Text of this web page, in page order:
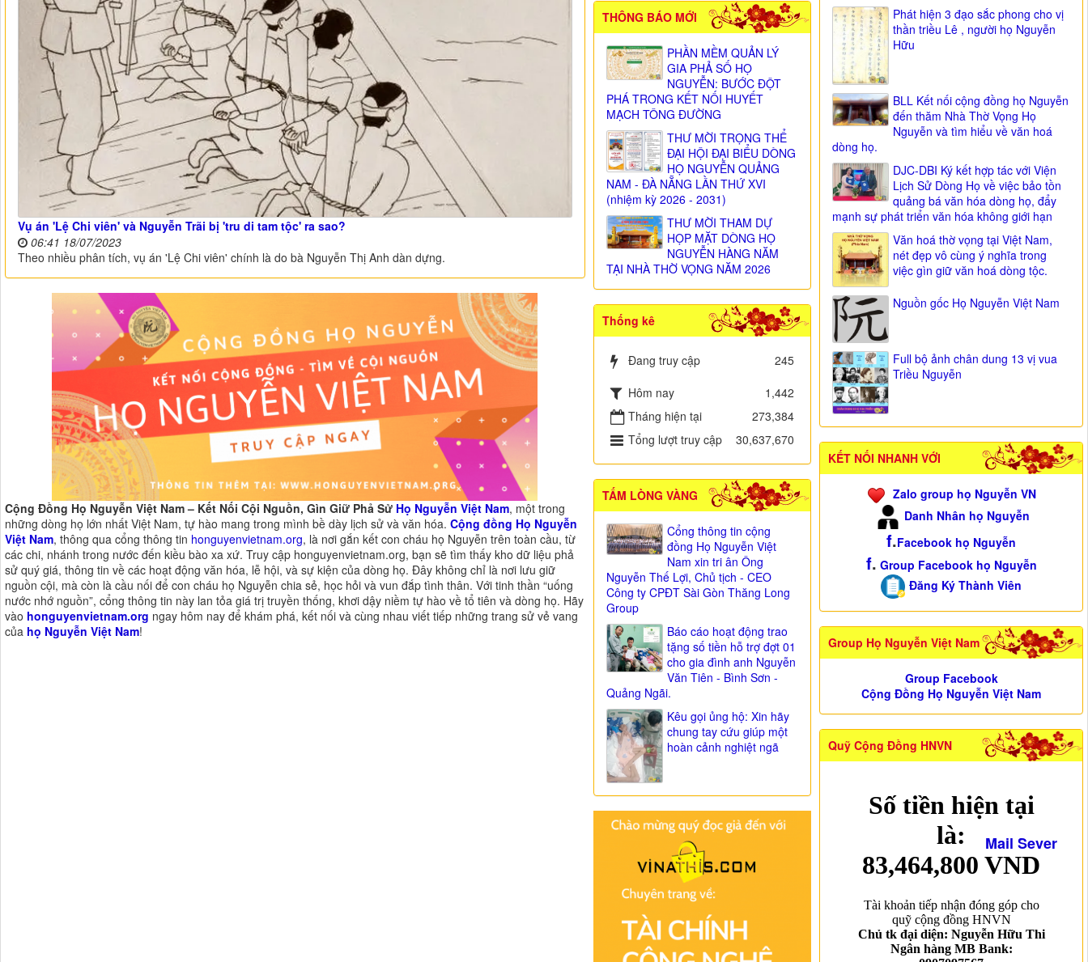
Vụ án 'Lệ Chi viên' và Nguyễn Trãi bị 'tru di tam tộc' ra sao?
06:41 18/07/2023
Theo nhiều phân tích, vụ án 'Lệ Chi viên' chính là do bà Nguyễn Thị Anh dàn dựng.
Cộng Đồng Họ Nguyễn Việt Nam – Kết Nối Cội Nguồn, Gìn Giữ Phả Sử Họ Nguyễn Việt Nam, một trong
những dòng họ lớn nhất Việt Nam, tự hào mang trong mình bề dày lịch sử và văn hóa. Cộng đồng Họ Nguyễn
Việt Nam, thông qua cổng thông tin honguyenvietnam.org, là nơi gắn kết con cháu họ Nguyễn trên toàn cầu, từ
các chi, nhánh trong nước đến kiều bào xa xứ. Truy cập honguyenvietnam.org, bạn sẽ tìm thấy kho dữ liệu phả
sử quý giá, thông tin về các hoạt động văn hóa, lễ hội, và sự kiện của dòng họ. Đây không chỉ là nơi lưu giữ
nguồn cội, mà còn là cầu nối để con cháu họ Nguyễn chia sẻ, học hỏi và vun đắp tình thân. Với tinh thần “uống
nước nhớ nguồn”, cổng thông tin này lan tỏa giá trị truyền thống, khơi dậy niềm tự hào về tổ tiên và dòng họ. Hãy
vào honguyenvietnam.org ngay hôm nay để khám phá, kết nối và cùng nhau viết tiếp những trang sử vẻ vang
của họ Nguyễn Việt Nam!
Phát hiện 3 đạo sắc phong cho vị
thần triều Lê , người họ Nguyễn
Hữu
BLL Kết nối cộng đồng họ Nguyễn
đến thăm Nhà Thờ Vọng Họ
Nguyễn và tìm hiểu về văn hoá
dòng họ.
DJC-DBI Ký kết hợp tác với Viện
Lịch Sử Dòng Họ về việc bảo tồn
quảng bá văn hóa dòng họ, đẩy
mạnh sự phát triển văn hóa không giới hạn
Văn hoá thờ vọng tại Việt Nam,
nét đẹp vô cùng ý nghĩa trong
việc gìn giữ văn hoá dòng tộc.
Nguồn gốc Họ Nguyễn Việt Nam
Full bộ ảnh chân dung 13 vị vua
Triều Nguyễn
KẾT NỐI NHANH VỚI
Zalo group họ Nguyễn VN
Danh Nhân họ Nguyễn
f.Facebook họ Nguyễn
f. Group Facebook họ Nguyễn
Đăng Ký Thành Viên
Group Họ Nguyễn Việt Nam
Group Facebook
Cộng Đồng Họ Nguyễn Việt Nam
Quỹ Cộng Đồng HNVN
THÔNG BÁO MỚI
PHẦN MỀM QUẢN LÝ
GIA PHẢ SỐ HỌ
NGUYỄN: BƯỚC ĐỘT
PHÁ TRONG KẾT NỐI HUYẾT
MẠCH TÔNG ĐƯỜNG
THƯ MỜI TRỌNG THỂ
ĐẠI HỘI ĐẠI BIỂU DÒNG
HỌ NGUYỄN QUẢNG
NAM - ĐÀ NẴNG LẦN THỨ XVI
(nhiệm kỳ 2026 - 2031)
THƯ MỜI THAM DỰ
HỌP MẶT DÒNG HỌ
NGUYỄN HÀNG NĂM
TẠI NHÀ THỜ VỌNG NĂM 2026
Thống kê
Đang truy cập
245
Hôm nay
1,442
Tháng hiện tại
273,384
Tổng lượt truy cập
30,637,670
TẤM LÒNG VÀNG
Cổng thông tin cộng
đồng Họ Nguyễn Việt
Nam xin tri ân Ông
Nguyễn Thế Lợi, Chủ tịch - CEO
Công ty CPĐT Sài Gòn Thăng Long
Group
Báo cáo hoạt động trao
tặng số tiền hỗ trợ đợt 01
cho gia đình anh Nguyễn
Văn Tiên - Bình Sơn -
Quảng Ngãi.
Kêu gọi ủng hộ: Xin hãy
chung tay cứu giúp một
hoàn cảnh nghiệt ngã
Mail Sever